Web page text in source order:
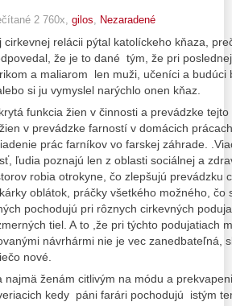
2 760x, gilos Nezaradené
cirkevnej relácii pýtal katolíckeho kňaza,
že je to dané tým, že pri
a maliarom len muži, učeníci a budúci
si ju vymyslel narýchlo onen kňaz.
funkcia žien v činnosti a prevádzke
v prevádzke farností v domácich
prác farníkov vo farskej záhrade.
ľudia poznajú len z oblasti sociálnej a
robia otrokyne, čo zlepšujú prevádzku
oblátok, práčky všetkého možného, čo
pochodujú pri rôznych cirkevných
tiel. A to ,že pri týchto podujatiach
návrhármi nie je vec zanedbateľná,
nové.
najmä ženám citlivým na módu a
kedy páni farári pochodujú istým